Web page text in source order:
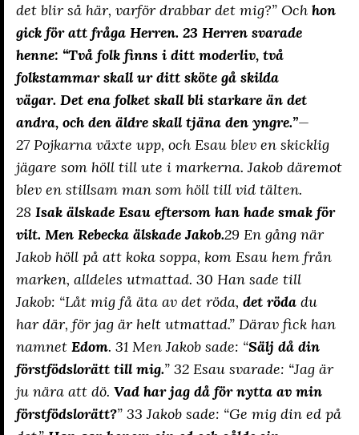
det blir så här, varför drabbar det mig?” Och hon
gick för att fråga Herren. 23 Herren svarade
henne: “Två folk finns i ditt moderliv, två
folkstammar skall ur ditt sköte gå skilda
vägar. Det ena folket skall bli starkare än det
andra, och den äldre skall tjäna den yngre.”—
27 Pojkarna växte upp, och Esau blev en skicklig
jägare som höll till ute i markerna. Jakob däremot
blev en stillsam man som höll till vid tälten.
28 Isak älskade Esau eftersom han hade smak för
vilt. Men Rebecka älskade Jakob.29 En gång när
Jakob höll på att koka soppa, kom Esau hem från
marken, alldeles utmattad. 30 Han sade till
Jakob: “Låt mig få äta av det röda, det röda du
har där, för jag är helt utmattad.” Därav fick han
namnet Edom. 31 Men Jakob sade: “Sälj då din
förstfödslorätt till mig.” 32 Esau svarade: “Jag är
ju nära att dö. Vad har jag då för nytta av min
förstfödslorätt?” 33 Jakob sade: “Ge mig din ed på